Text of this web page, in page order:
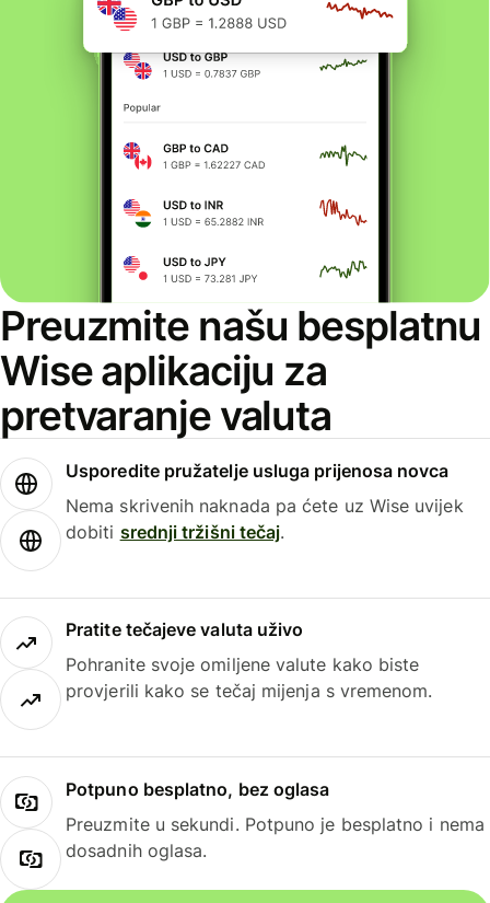
Preuzmite našu besplatnu
Wise aplikaciju za
pretvaranje valuta
Usporedite pružatelje usluga prijenosa novca
Nema skrivenih naknada pa ćete uz Wise uvijek
dobiti srednji tržišni tečaj.
Pratite tečajeve valuta uživo
Pohranite svoje omiljene valute kako biste
provjerili kako se tečaj mijenja s vremenom.
Potpuno besplatno, bez oglasa
Preuzmite u sekundi. Potpuno je besplatno i nema
dosadnih oglasa.